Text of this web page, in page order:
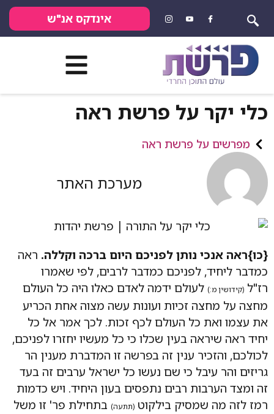
אינדקס אנ"ש
כלי יקר על פרשת ראה
מפרשים על פרשת ראה
מערכת האתר
{כו}ראה אנכי נותן לפניכם היום ברכה וקללה. ראה
כמדבר ליחיד, לפניכם כמדבר לרבים, לפי שאמרו
רז"ל (קידושין מ:) לעולם ידמה לאדם כאלו היה כל העולם
מחצה על מחצה זכיות ועונות עשה מצוה אחת הכריע
את עצמו ואת כל העולם לכף זכות. לכך אמר אל כל
יחיד ראה שיראה בעין שכלו כי כל מעשיו יחזרו לפניכם,
לכולכם, והזכיר ענין זה בפרשה זו המדברת מענין הר
גריזים והר עיבל כי שם נעשו כל ישראל ערבים זה בעד
זה ומצד הערבות רבים נתפסים בעון היחיד. ויש כדמות
רמז לזה מה שמסיק בילקוט (תתעה) בתחילת פר' זו משל